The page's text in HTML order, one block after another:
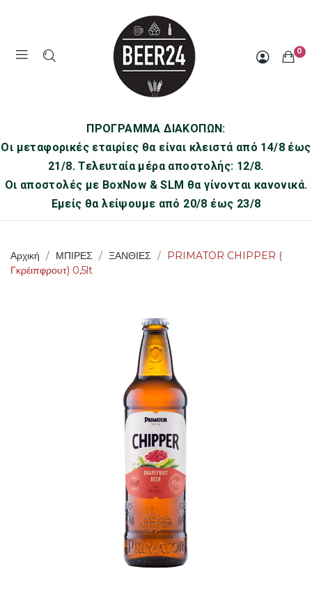
0
ΠΡΟΓΡΑΜΜΑ ΔΙΑΚΟΠΩΝ:
Οι μεταφορικές εταιρίες θα είναι κλειστά από 14/8 έως
21/8. Τελευταία μέρα αποστολής: 12/8.
Οι αποστολές με BoxNow & SLM θα γίνονται κανονικά.
Εμείς θα λείψουμε από 20/8 έως 23/8
Αρχική ΜΠΙΡΕΣ ΞΑΝΘΙΕΣ
PRIMATOR CHIPPER (
Γκρέιπφρουτ) 0,5lt